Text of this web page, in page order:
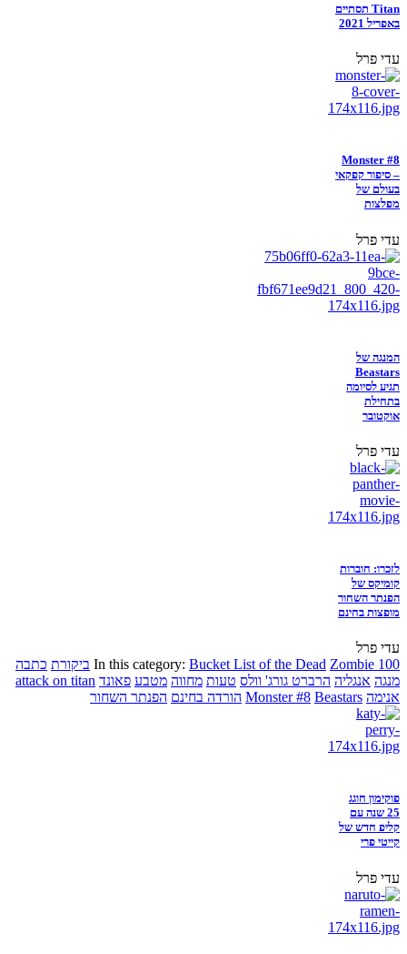
Titan תסתיים
באפריל 2021
עדי פרל
Monster #8
– סיפור קפקאי
בעולם של
מפלצות
עדי פרל
המנגה של
Beastars
תגיע לסיומה
בתחילת
אוקטובר
עדי פרל
לזכרו: חוברות
קומיקס של
הפנתר השחור
מופצות בחינם
עדי פרל
In this category: Bucket List of the Dead Zombie 100 ביקורת כתבה
מנגה אנגליה הרברט גורג' וולס טעות מחווה מטבע פאונד attack on titan
אנימה
Monster #8 Beastars הורדה בחינם הפנתר השחור
פוקימון חוגג
25 שנה עם
קליפ חדש של
קייטי פרי
עדי פרל